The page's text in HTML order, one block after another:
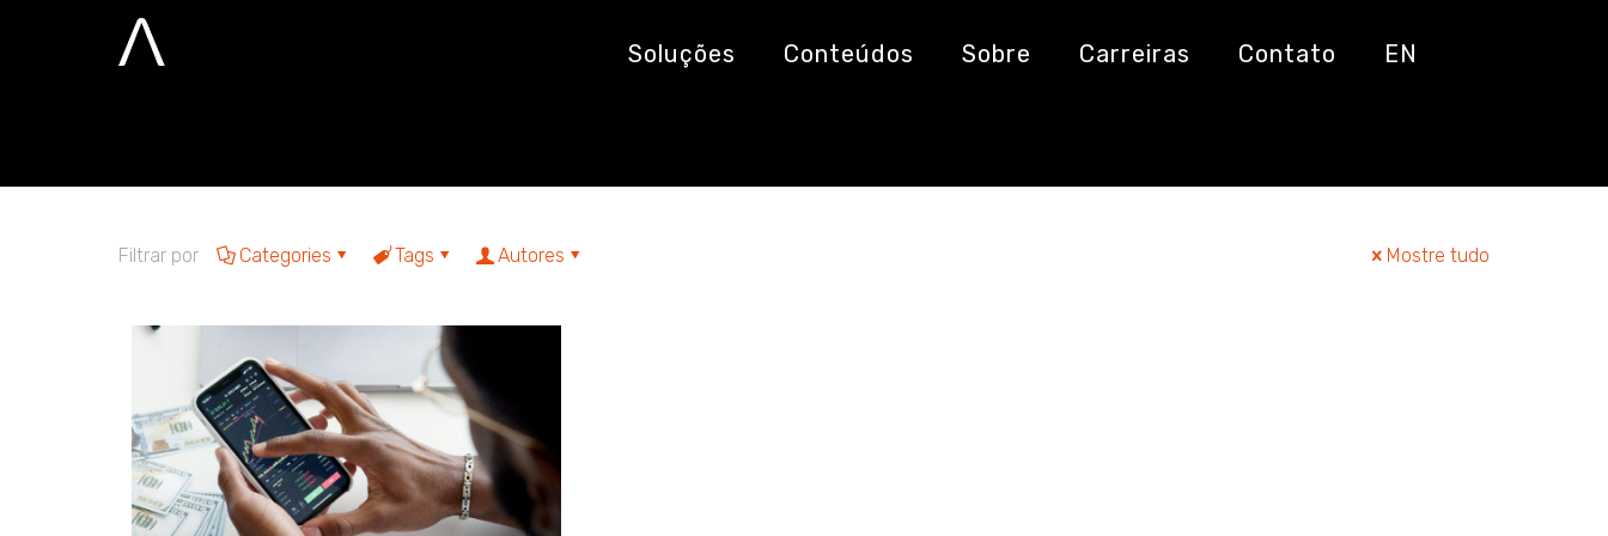
Soluções Conteúdos Sobre Carreiras Contato EN
preços elasticos
Filtrar por Categories Tags Autores Mostre tudo